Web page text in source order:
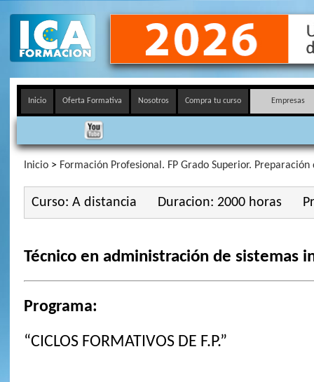
Inicio Oferta Formativa Nosotros Compra tu curso Empresas
Inicio> Formación Profesional. FP Grado Superior.
Curso: A distancia Duracion: 2000 horas
Técnico en administración de sistemas
Programa:
“CICLOS FORMATIVOS DE F.P.”